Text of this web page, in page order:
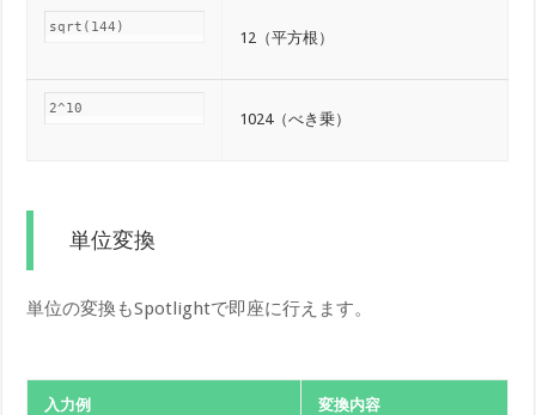
sqrt(144)
12（平方根）
2^10
1024（べき乗）
単位変換
単位の変換もSpotlightで即座に行えます。
入力例 変換内容